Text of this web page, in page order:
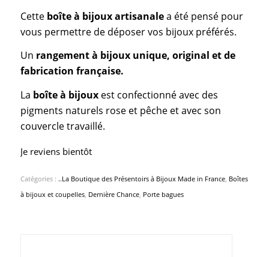
Cette boîte à bijoux artisanalea été pensé pour
vous permettre de déposer vos bijoux préférés.
Un rangement à bijoux unique, original et de
fabrication française.
La boîte à bijouxest confectionné avec des
pigments naturels rose et pêche et avec son
couvercle travaillé.
Je reviens bientôt
Catégories : ..La Boutique des Présentoirs à Bijoux Made in France, Boîtes
à bijoux et coupelles, Dernière Chance, Porte bagues